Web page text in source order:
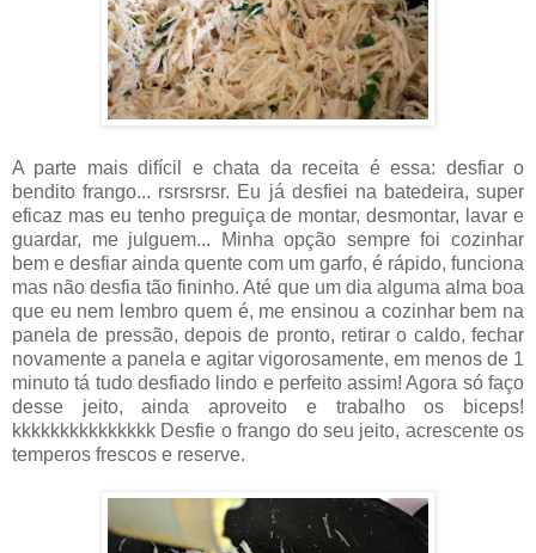
A parte mais difícil e chata da receita é essa: desfiar o
bendito frango... rsrsrsrsr. Eu já desfiei na batedeira, super
eficaz mas eu tenho preguiça de montar, desmontar, lavar e
guardar, me julguem... Minha opção sempre foi cozinhar
bem e desfiar ainda quente com um garfo, é rápido, funciona
mas não desfia tão fininho. Até que um dia alguma alma boa
que eu nem lembro quem é, me ensinou a cozinhar bem na
panela de pressão, depois de pronto, retirar o caldo, fechar
novamente a panela e agitar vigorosamente, em menos de 1
minuto tá tudo desfiado lindo e perfeito assim! Agora só faço
desse jeito, ainda aproveito e trabalho os biceps!
kkkkkkkkkkkkkkk Desfie o frango do seu jeito, acrescente os
temperos frescos e reserve.